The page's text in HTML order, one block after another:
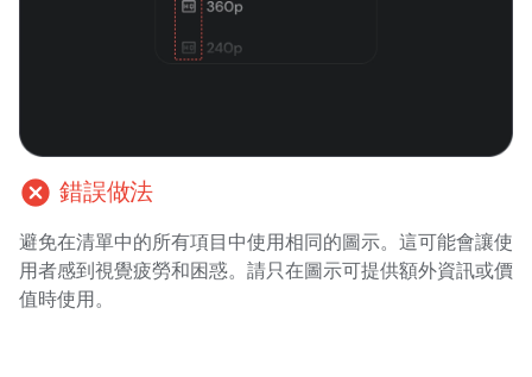
cancel 錯誤做法
避免在清單中的所有項目中使用相同的圖示。這可能會讓使
用者感到視覺疲勞和困惑。請只在圖示可提供額外資訊或價
值時使用。